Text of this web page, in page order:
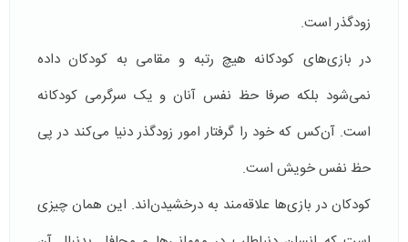
زودگذر است.
در بازی‌های کودکانه هیچ رتبه و مقامی به کودکان داده
نمی‌شود بلکه صرفا حظ نفس آنان و یک سرگرمی کودکانه
است. آن‌کس که خود را گرفتار امور زودگذر دنیا می‌کند در پی
حظ نفس خویش است.
کودکان در بازی‌ها علاقه‌مند به درخشیدن‌اند. این همان چیزی